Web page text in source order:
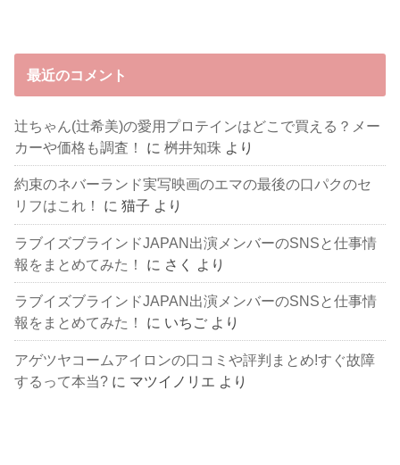
最近のコメント
辻ちゃん(辻希美)の愛用プロテインはどこで買える？メー
カーや価格も調査！
に桝井知珠 より
約束のネバーランド実写映画のエマの最後の口パクのセ
リフはこれ！
に猫子 より
ラブイズブラインドJAPAN出演メンバーのSNSと仕事情
報をまとめてみた！
に さく より
ラブイズブラインドJAPAN出演メンバーのSNSと仕事情
報をまとめてみた！
に いちご より
アゲツヤコームアイロンの口コミや評判まとめ!すぐ故障
するって本当? に マツイノリエ より